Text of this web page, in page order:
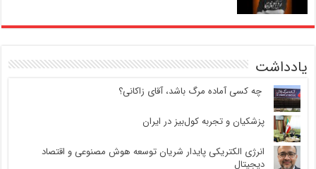
یادداشت
‍ چه کسی آماده مرگ باشد، آقای زاکانی؟
پزشکیان و تجربه کول‌بیز در ایران
انرژی الکتریکی پایدار شریان توسعه هوش مصنوعی و اقتصاد
دیجیتال